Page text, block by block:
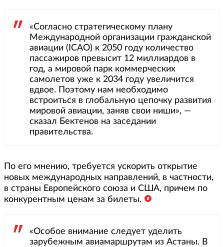
«Согласно стратегическому плану
Международной организации гражданской
авиации (ICAO) к 2050 году количество
пассажиров превысит 12 миллиардов в
год, а мировой парк коммерческих
самолетов уже к 2034 году увеличится
вдвое. Поэтому нам необходимо
встроиться в глобальную цепочку развития
мировой авиации, заняв свои ниши», —
сказал Бектенов на заседании
правительства.
По его мнению, требуется ускорить открытие
новых международных направлений, в частности,
в страны Европейского союза и США, причем по
конкурентным ценам за билеты.
«Особое внимание следует уделить
зарубежным авиамаршрутам из Астаны. В